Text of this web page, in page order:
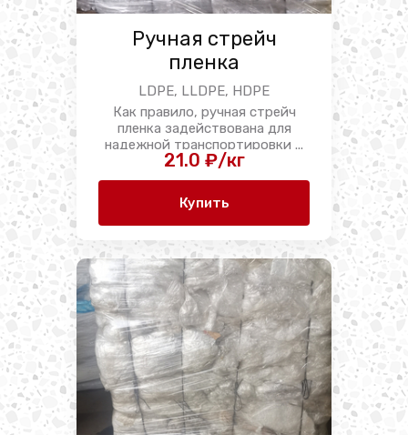
Ручная стрейч
пленка
LDPE, LLDPE, HDPE
Как правило, ручная стрейч
пленка задействована для
надежной транспортировки ...
21.0 ₽/кг
Купить